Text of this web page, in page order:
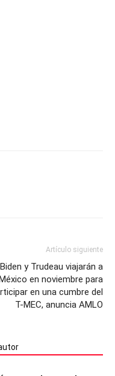
Artículo siguiente
Biden y Trudeau viajarán a
en noviembre para
en una cumbre del
T-MEC, anuncia AMLO